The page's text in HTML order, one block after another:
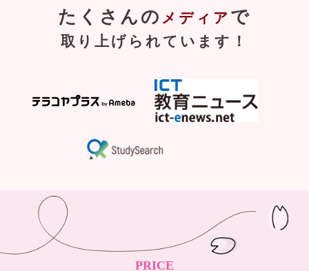
たくさんの メディア で
取り上げられています！
PRICE